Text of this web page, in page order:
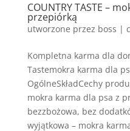
COUNTRY TASTE –
przepiórką
utworzone przez boss |
Kompletna karma dla
Tastemokra karma dla
OgólneSkładCechy
mokra karma dla psa z
bezzbożowa, bez
wyjątkowa – mokra